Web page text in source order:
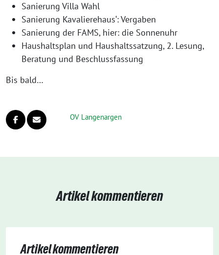
Sanierung Villa Wahl
Sanierung Kavalierehaus‘: Vergaben
Sanierung der FAMS, hier: die Sonnenuhr
Haushaltsplan und Haushaltssatzung, 2. Lesung,
Beratung und Beschlussfassung
Bis bald…
OV Langenargen
Artikel kommentieren
Artikel kommentieren